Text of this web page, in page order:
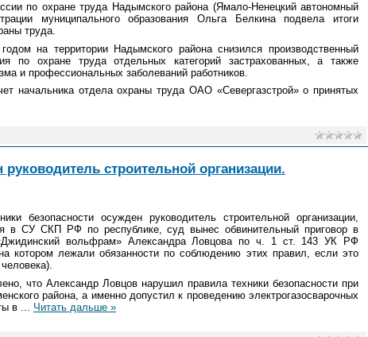
по охране труда Надымского района (Ямало-Ненецкий автономный
муниципального образования Ольга Белкина подвела итоги
труда.
на территории Надымского района снизился производственный
по охране труда отдельных категорий застрахованных, а также
и профессиональных заболеваний работников.
начальника отдела охраны труда ОАО «Севергазстрой» о принятых
строительной организации.
безопасности осужден руководитель строительной организации,
в СУ СКП РФ по республике, суд вынес обвинительный приговор в
вольфрам» Александра Ловцова по ч. 1 ст. 143 УК РФ
котором лежали обязанности по соблюдению этих правил, если это
что Александр Ловцов нарушил правила техники безопасности при
района, а именно допустил к проведению электрогазосварочных
в
Читать дальше »